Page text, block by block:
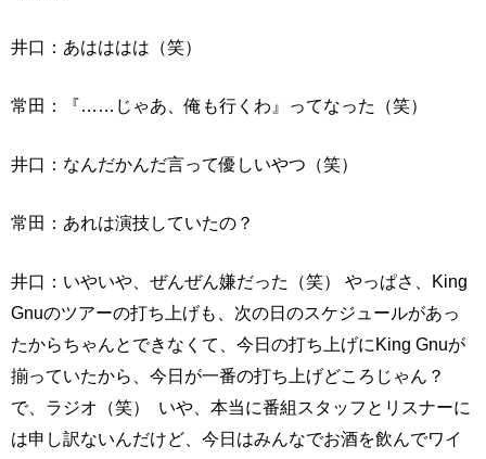
井口：あはははは（笑）
常田：『……じゃあ、俺も行くわ』ってなった（笑）
井口：なんだかんだ言って優しいやつ（笑）
常田：あれは演技していたの？
井口：いやいや、ぜんぜん嫌だった（笑） やっぱさ、King
Gnuのツアーの打ち上げも、次の日のスケジュールがあっ
たからちゃんとできなくて、今日の打ち上げにKing Gnuが
揃っていたから、今日が一番の打ち上げどころじゃん？
で、ラジオ（笑） いや、本当に番組スタッフとリスナーに
は申し訳ないんだけど、今日はみんなでお酒を飲んでワイ